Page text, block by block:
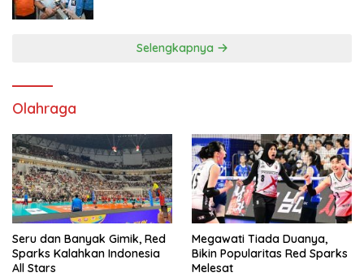
Selengkapnya
Olahraga
Seru dan Banyak Gimik, Red
Sparks Kalahkan Indonesia
All Stars
Megawati Tiada Duanya,
Bikin Popularitas Red Sparks
Melesat